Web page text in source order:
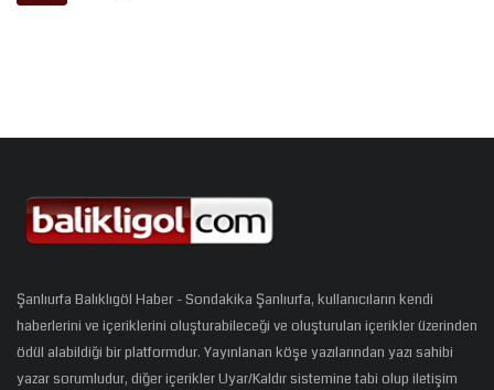
Şanlıurfa Balıklıgöl Haber - Sondakika Şanlıurfa, kullanıcıların kendi
haberlerini ve içeriklerini oluşturabileceği ve oluşturulan içerikler üzerinden
ödül alabildiği bir platformdur. Yayınlanan köşe yazılarından yazı sahibi
yazar sorumludur, diğer içerikler Uyar/Kaldır sistemine tabi olup iletişim